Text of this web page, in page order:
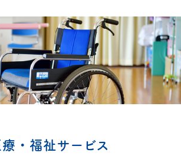
療・福祉サービス